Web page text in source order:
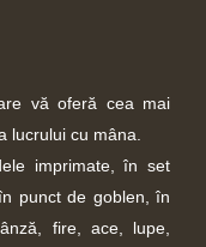
vă oferă cea mai
lucrului cu mâna.
imprimate, în set
punct de goblen, în
fire, ace, lupe,